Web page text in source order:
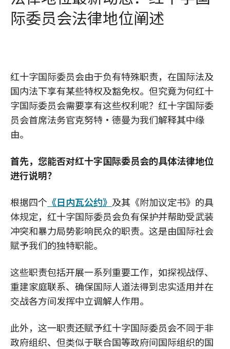
际委员会法律地位阐述
红十字国际委员会由于负有特殊职责，在国际法及
国内法下享有某些特权及豁免权。但究竟为何红十
字国际委员会需要享有这些权利呢？红十字国际委
员会首席法务官克努特·德曼为我们解释其中缘
由。
首先，您能否对红十字国际委员会的具体法律地位
进行说明？
根据四个 《日内瓦公约》 及其《附加议定书》的具
体规定，红十字国际委员会负有保护并帮助受武装
冲突和暴力局势影响民众的职责。这是由国际社会
赋予我们的独特职能。
这些职责包括开展一系列重要工作，如探视战俘、
重建家庭联系、确保国际人道法得到忠实适用并在
交战各方间发挥中立调解人作用。
此外，这一职责还赋予红十字国际委员会不同于非
政府组织、但类似于联合国等政府间国际组织的国